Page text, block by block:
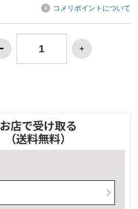
コメリポイントについて
お店で受け取る
（送料無料）